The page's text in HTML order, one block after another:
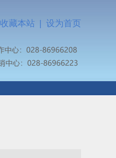
收藏本站 设为首页